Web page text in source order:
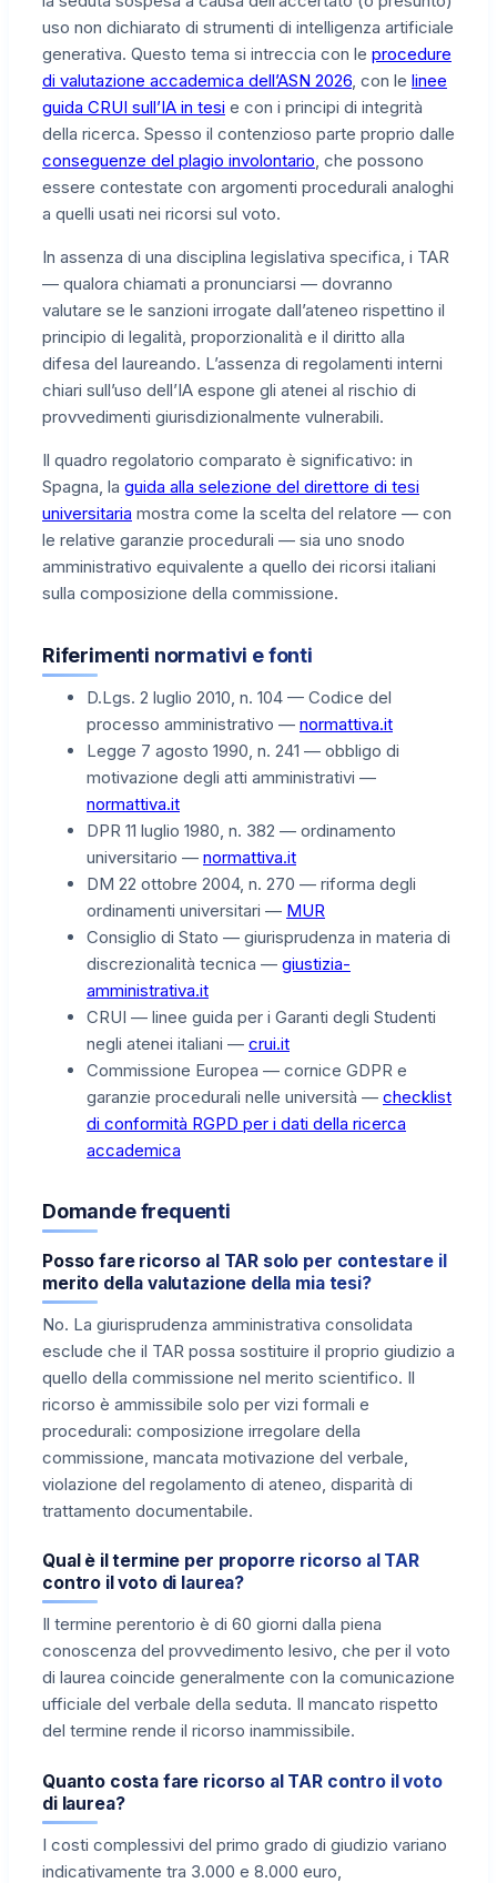
uso non dichiarato di strumenti di intelligenza artificiale
generativa. Questo tema si intreccia con le procedure
di valutazione accademica dell’ASN 2026, con le linee
guida CRUI sull’IA in tesi e con i principi di integrità
della ricerca. Spesso il contenzioso parte proprio dalle
conseguenze del plagio involontario, che possono
essere contestate con argomenti procedurali analoghi
a quelli usati nei ricorsi sul voto.
In assenza di una disciplina legislativa specifica, i TAR
— qualora chiamati a pronunciarsi — dovranno
valutare se le sanzioni irrogate dall’ateneo rispettino il
principio di legalità, proporzionalità e il diritto alla
difesa del laureando. L’assenza di regolamenti interni
chiari sull’uso dell’IA espone gli atenei al rischio di
provvedimenti giurisdizionalmente vulnerabili.
Il quadro regolatorio comparato è significativo: in
Spagna, la guida alla selezione del direttore di tesi
universitaria mostra come la scelta del relatore — con
le relative garanzie procedurali — sia uno snodo
amministrativo equivalente a quello dei ricorsi italiani
sulla composizione della commissione.
Riferimenti normativi e fonti
D.Lgs. 2 luglio 2010, n. 104 — Codice del
processo amministrativo — normattiva.it
Legge 7 agosto 1990, n. 241 — obbligo di
motivazione degli atti amministrativi —
normattiva.it
DPR 11 luglio 1980, n. 382 — ordinamento
universitario — normattiva.it
DM 22 ottobre 2004, n. 270 — riforma degli
ordinamenti universitari — MUR
Consiglio di Stato — giurisprudenza in materia di
discrezionalità tecnica — giustizia-
amministrativa.it
CRUI — linee guida per i Garanti degli Studenti
negli atenei italiani — crui.it
Commissione Europea — cornice GDPR e
garanzie procedurali nelle università — checklist
di conformità RGPD per i dati della ricerca
accademica
Domande frequenti
Posso fare ricorso al TAR solo per contestare il
merito della valutazione della mia tesi?
No. La giurisprudenza amministrativa consolidata
esclude che il TAR possa sostituire il proprio giudizio a
quello della commissione nel merito scientifico. Il
ricorso è ammissibile solo per vizi formali e
procedurali: composizione irregolare della
commissione, mancata motivazione del verbale,
violazione del regolamento di ateneo, disparità di
trattamento documentabile.
Qual è il termine per proporre ricorso al TAR
contro il voto di laurea?
Il termine perentorio è di 60 giorni dalla piena
conoscenza del provvedimento lesivo, che per il voto
di laurea coincide generalmente con la comunicazione
ufficiale del verbale della seduta. Il mancato rispetto
del termine rende il ricorso inammissibile.
Quanto costa fare ricorso al TAR contro il voto
di laurea?
I costi complessivi del primo grado di giudizio variano
indicativamente tra 3.000 e 8.000 euro,